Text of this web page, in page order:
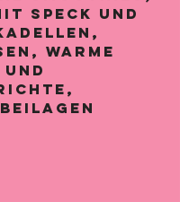
Speck und
warme